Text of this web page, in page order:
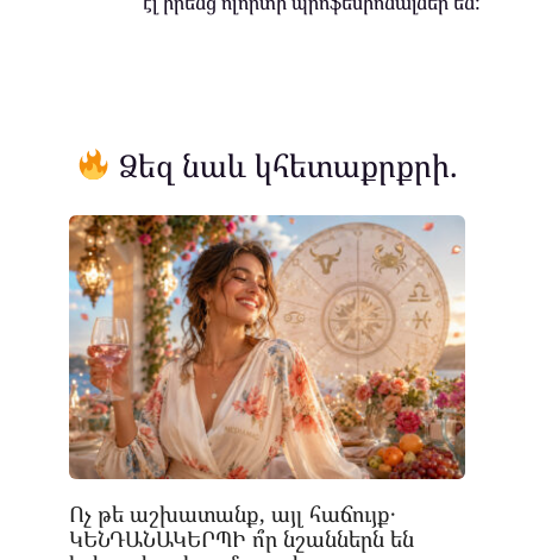
Ձեզ նաև կհետաքրքրի.
Ոչ թե աշխատանք, այլ հաճույք․
ԿԵՆԴԱՆԱԿԵՐՊԻ ո՞ր նշաններն են